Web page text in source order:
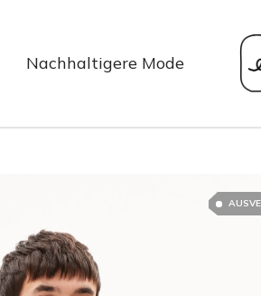
Nachhaltigere Mode